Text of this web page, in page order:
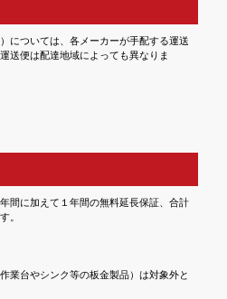
については、各メーカーが手配する運送
送便は配達地域によっても異なりま
間に加えて１年間の無料延長保証、合計
。
業台やシンク等の板金製品）は対象外と